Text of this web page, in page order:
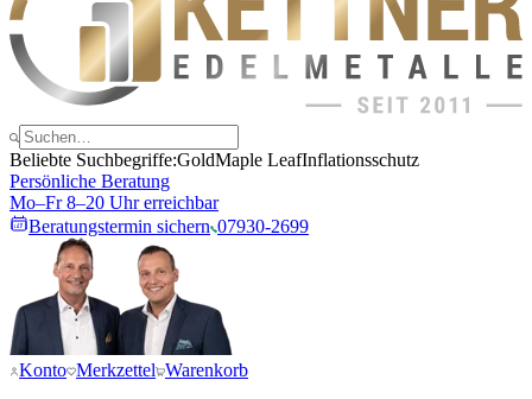
Beliebte Suchbegriffe:GoldMaple LeafInflationsschutz
Persönliche Beratung
Mo–Fr 8–20 Uhr erreichbar
Beratungstermin sichern 07930-2699
Konto Merkzettel Warenkorb